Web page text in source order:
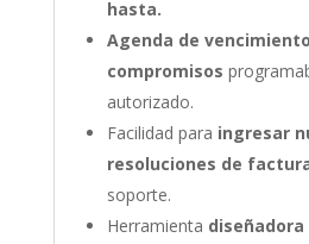
hasta.
Agenda de
compromisos
autorizado.
Facilidad para ingresar
resoluciones de
soporte.
Herramienta diseñadora